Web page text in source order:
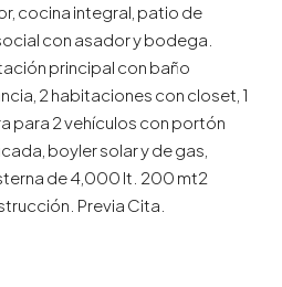
cocina integral, patio de
con asador y bodega.
principal con baño
2 habitaciones con closet, 1
para 2 vehículos con portón
boyler solar y de gas,
de 4,000 lt. 200 mt2
Previa Cita.